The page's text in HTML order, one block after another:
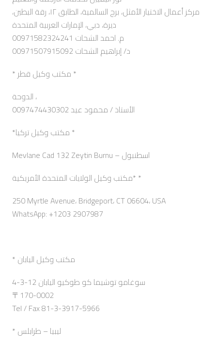
مركز أعمال الاختيار الأمثل، برج السالمية، الطابق ١٢، رقة البطين،
ديرة، دبي، الإمارات العربية المتحدة
م. احمد الشحات 00971582324241
د/ إبراهيم الشحات 00971507915092
* مكتب وكيل قطر *
الدوحة ،
0097474430302 الأستاذ / محمود عيد
*مكتب وكيل تركيا *
Mevlane Cad 132 Zeytin Burnu – اسطنبول
مكتب وكيل الولايات المتحدة الأمريكية* *
250 Myrtle Avenue، Bridgeport، CT 06604، USA
WhatsApp: +1203 2907987
* مكتب وكيل اليابان
4-3-12 سوغامو توشيما كو طوكيو اليابان
〒170-0002
Tel / Fax 81-3-3917-5966
* ليبيا – طرابلس